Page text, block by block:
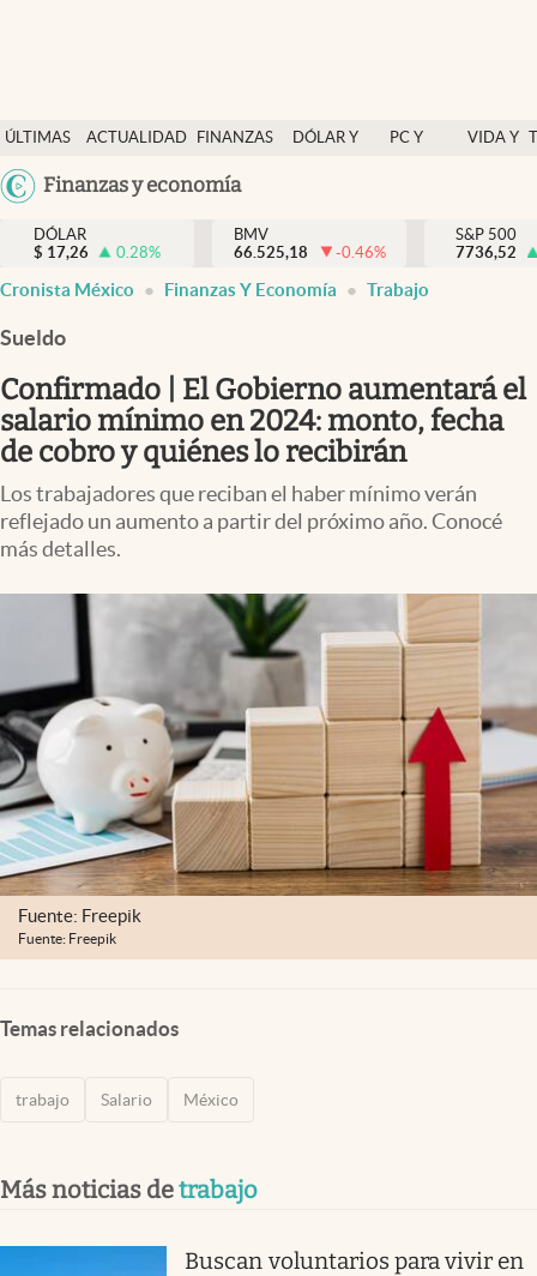
ÚLTIMAS
NOTICIAS
ACTUALIDAD
FINANZAS
DÓLAR Y
PC Y
VIDA Y
México
Finanzas y economía
Actualidad
Finanzas y economía
Dólar y mercados
Pc y celular
Vida y estilo
Tv
Clima
Espiritualidad
abre en nueva pestaña
México
DÓLAR
$ 17,26 0.28%
BMV
66.525,18
-0.46%
S&P 500
7736,52
Cronista México Finanzas Y Economía Trabajo
Sueldo
Confirmado | El Gobierno aumentará el
salario mínimo en 2024: monto, fecha
de cobro y quiénes lo recibirán
Los trabajadores que reciban el haber mínimo verán
reflejado un aumento a partir del próximo año. Conocé
más detalles.
Fuente: Freepik
Fuente: Freepik
Temas relacionados
trabajo Salario México
Más noticias detrabajo
Buscan voluntarios para vivir en